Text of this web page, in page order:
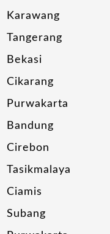
Karawang
Tangerang
Bekasi
Cikarang
Purwakarta
Bandung
Cirebon
Tasikmalaya
Ciamis
Subang